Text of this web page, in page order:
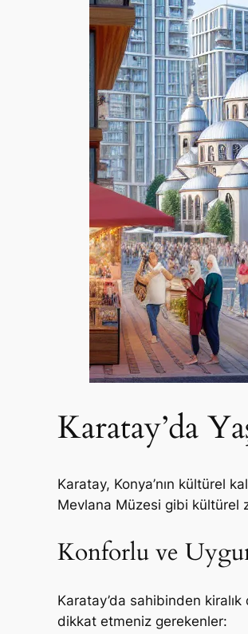
Karatay’da
Karatay, Konya’nın kültürel
Mevlana Müzesi gibi kültürel
Konforlu ve
Karatay’da sahibinden
dikkat etmeniz gerekenler: